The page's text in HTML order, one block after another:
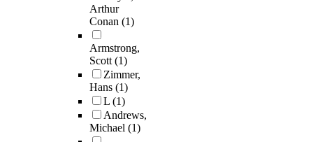
Arthur
Conan (1)
Armstrong,
Scott(1)
Zimmer,
Hans (1)
L (1)
Andrews,
Michael (1)